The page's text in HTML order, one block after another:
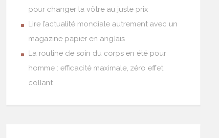
pour changer la vôtre au juste prix
Lire l’actualité mondiale autrement avec un
magazine papier en anglais
La routine de soin du corps en été pour
homme : efficacité maximale, zéro effet
collant